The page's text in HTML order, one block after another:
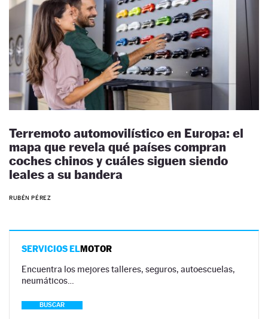
Terremoto automovilístico en Europa: el
mapa que revela qué países compran
coches chinos y cuáles siguen siendo
leales a su bandera
RUBÉN PÉREZ
SERVICIOS ELMOTOR
Encuentra los mejores talleres, seguros, autoescuelas,
neumáticos…
BUSCAR